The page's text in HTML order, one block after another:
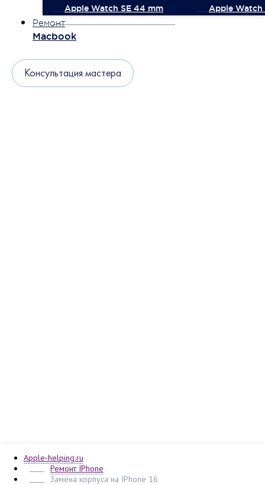
Apple Watch SE 44 mm
Apple Watch
Ремонт
Macbook
Консультация мастера
Apple-helping.ru
Ремонт IPhone
Замена корпуса на IPhone 16